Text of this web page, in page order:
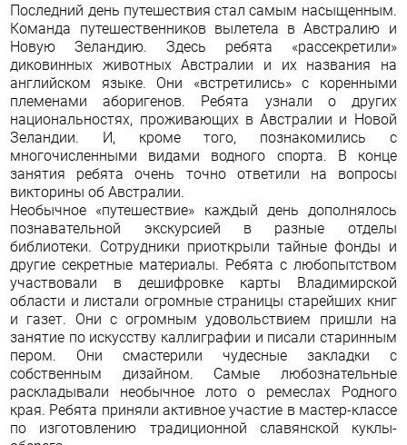
Последний день путешествия стал самым насыщенным.
Команда путешественников вылетела в Австралию и
Новую Зеландию. Здесь ребята «рассекретили»
диковинных животных Австралии и их названия на
английском языке. Они «встретились» с коренными
племенами аборигенов. Ребята узнали о других
национальностях, проживающих в Австралии и Новой
Зеландии. И, кроме того, познакомились с
многочисленными видами водного спорта. В конце
занятия ребята очень точно ответили на вопросы
викторины об Австралии.
Необычное «путешествие» каждый день дополнялось
познавательной экскурсией в разные отделы
библиотеки. Сотрудники приоткрыли тайные фонды и
другие секретные материалы. Ребята с любопытством
участвовали в дешифровке карты Владимирской
области и листали огромные страницы старейших книг
и газет. Они с огромным удовольствием пришли на
занятие по искусству каллиграфии и писали старинным
пером. Они смастерили чудесные закладки с
собственным дизайном. Самые любознательные
раскладывали необычное лото о ремеслах Родного
края. Ребята приняли активное участие в мастер-классе
по изготовлению традиционной славянской куклы-